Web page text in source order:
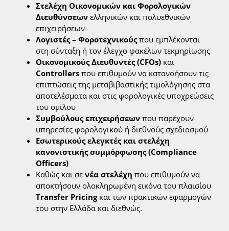
Στελέχη Οικονομικών και Φορολογικών
Διευθύνσεων ελληνικών και πολυεθνικών
επιχειρήσεων
Λογιστές – Φοροτεχνικούςπου εμπλέκονται
στη σύνταξη ή τον έλεγχο φακέλων τεκμηρίωσης
Οικονομικούς Διευθυντές (CFOs) και
Controllers που επιθυμούν να κατανοήσουν τις
επιπτώσεις της μεταβιβαστικής τιμολόγησης στα
αποτελέσματα και στις φορολογικές υποχρεώσεις
του ομίλου
Συμβούλους επιχειρήσεων που παρέχουν
υπηρεσίες φορολογικού ή διεθνούς σχεδιασμού
Εσωτερικούς ελεγκτές και στελέχη
κανονιστικής συμμόρφωσης (Compliance
Officers)
Καθώς και σε νέα στελέχη που επιθυμούν να
αποκτήσουν ολοκληρωμένη εικόνα του πλαισίου
Transfer Pricingκαι των πρακτικών εφαρμογών
του στην Ελλάδα και διεθνώς.